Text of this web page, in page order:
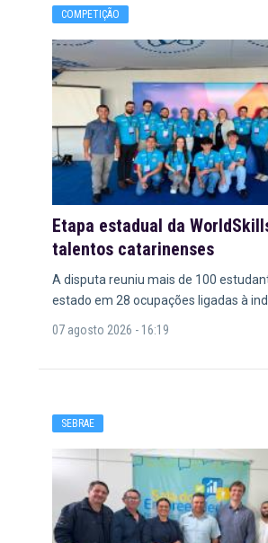
COMPETIÇÃO
Etapa estadual da
talentos catarinenses
A disputa reuniu mais de 100
estado em 28 ocupações ligadas à
07 agosto 2026 - 16:19
SEBRAE